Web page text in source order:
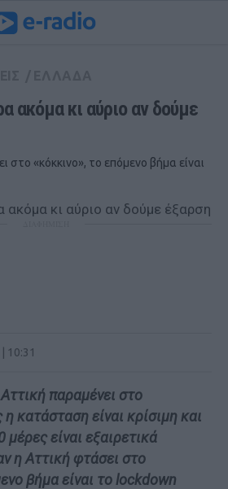
ακόμα κι αύριο αν δούμε
στο «κόκκινο», το επόμενο βήμα είναι
10:31
παραμένει στο
κατάσταση είναι κρίσιμη και
μέρες είναι εξαιρετικά
η Αττική φτάσει στο
βήμα είναι το lockdown